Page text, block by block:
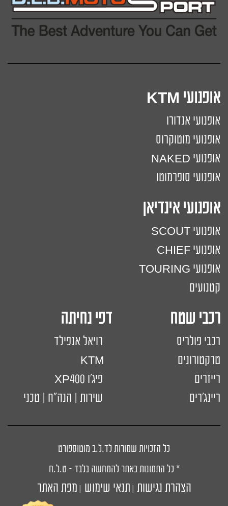
אופנועי KTM
אופנועי אנדורו
אופנועי מוטוקרוס
אופנועי NAKED
אופנועי סופרמוטו
אופנועי אינדיאן
אופנועי SCOUT
אופנועי CHIEF
אופנועי TOURING
קטנועים
רכבי שטח דפי נחיתה
רכבי פולריס
רויאל אנפילד
טרקטורונים
רייזרים
פיג'ו XP400
ריינג'רים
שירות | הנה"ח | טכני
כל הזכויות שמורות לד.ל.ב מוטוספורט
* כל התמונות באתר להמחשה בלבד – ט.ל.ח
הצהרת נגישות תנאי שימוש מפת האתר